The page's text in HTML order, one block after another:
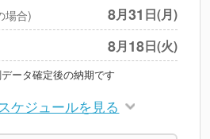
※上記小計は税別です
場合) 8月31 日(月)
8月18日(火)
ータ確定後の納期です
ケジュールを見る